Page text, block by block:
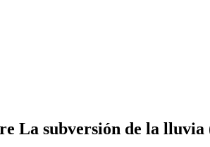
La subversión de la